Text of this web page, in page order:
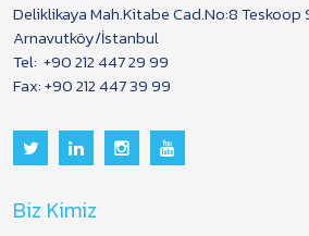
Deliklikaya Mah.Kitabe Cad.No:8
Arnavutköy/İstanbul
Tel: +90 212 447 29 99
Fax: +90 212 447 39 99
Biz Kimiz